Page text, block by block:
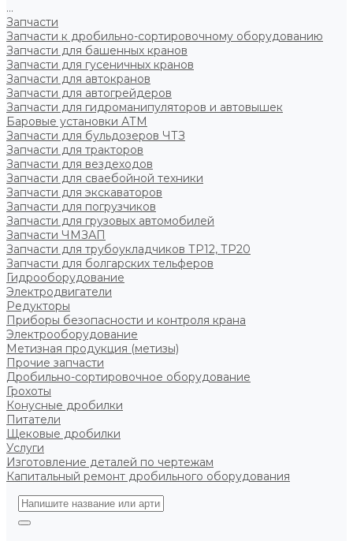
...
Запчасти
Запчасти к дробильно-сортировочному оборудованию
Запчасти для башенных кранов
Запчасти для гусеничных кранов
Запчасти для автокранов
Запчасти для автогрейдеров
Запчасти для гидроманипуляторов и автовышек
Баровые установки АТМ
Запчасти для бульдозеров ЧТЗ
Запчасти для тракторов
Запчасти для вездеходов
Запчасти для сваебойной техники
Запчасти для экскаваторов
Запчасти для погрузчиков
Запчасти для грузовых автомобилей
Запчасти ЧМЗАП
Запчасти для трубоукладчиков ТР12, ТР20
Запчасти для болгарских тельферов
Гидрооборудование
Электродвигатели
Редукторы
Приборы безопасности и контроля крана
Электрооборудование
Метизная продукция (метизы)
Прочие запчасти
Дробильно-сортировочное оборудование
Грохоты
Конусные дробилки
Питатели
Щековые дробилки
Услуги
Изготовление деталей по чертежам
Капитальный ремонт дробильного оборудования